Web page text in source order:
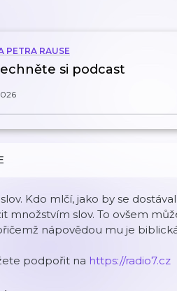
PETRA RAUSE
si podcast
Kdo mlčí, jako by se
množstvím slov. To ovšem
nápovědou mu je
podpořit na https://radio7.cz